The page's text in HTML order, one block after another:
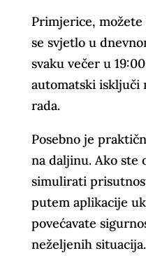
Primjerice,
se svjetlo u
svaku večer u
automatski isključi
rada.
Posebno je
na daljinu. Ako ste
simulirati
putem aplikacije
povećavate
neželjenih situacija.